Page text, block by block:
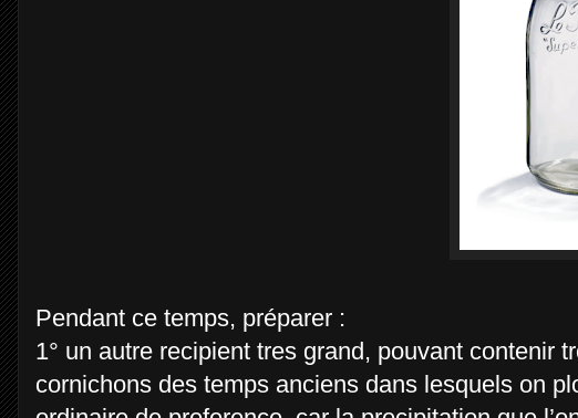
Pendant ce temps, préparer :
1° un autre recipient tres grand, pouvant contenir
cornichons des temps anciens dans lesquels on